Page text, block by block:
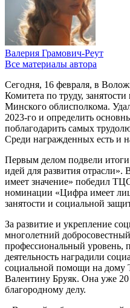
Валерия Грамович-Реут
Все материалы автора
Сегодня, 16 февраля, в
Комитета по труду,
Минского облисполкома.
2023-го и определить
поблагодарить самых
Среди награжденных есть и
Первым делом подвели итоги
идей для развития
имеет значение» победил
номинации «Цифра имеет
занятости и социальной
За развитие и укрепление
многолетний
профессиональный уровень,
деятельность наградили
социальной помощи на
Валентину Бруяк. Она уже 20
благородному делу.